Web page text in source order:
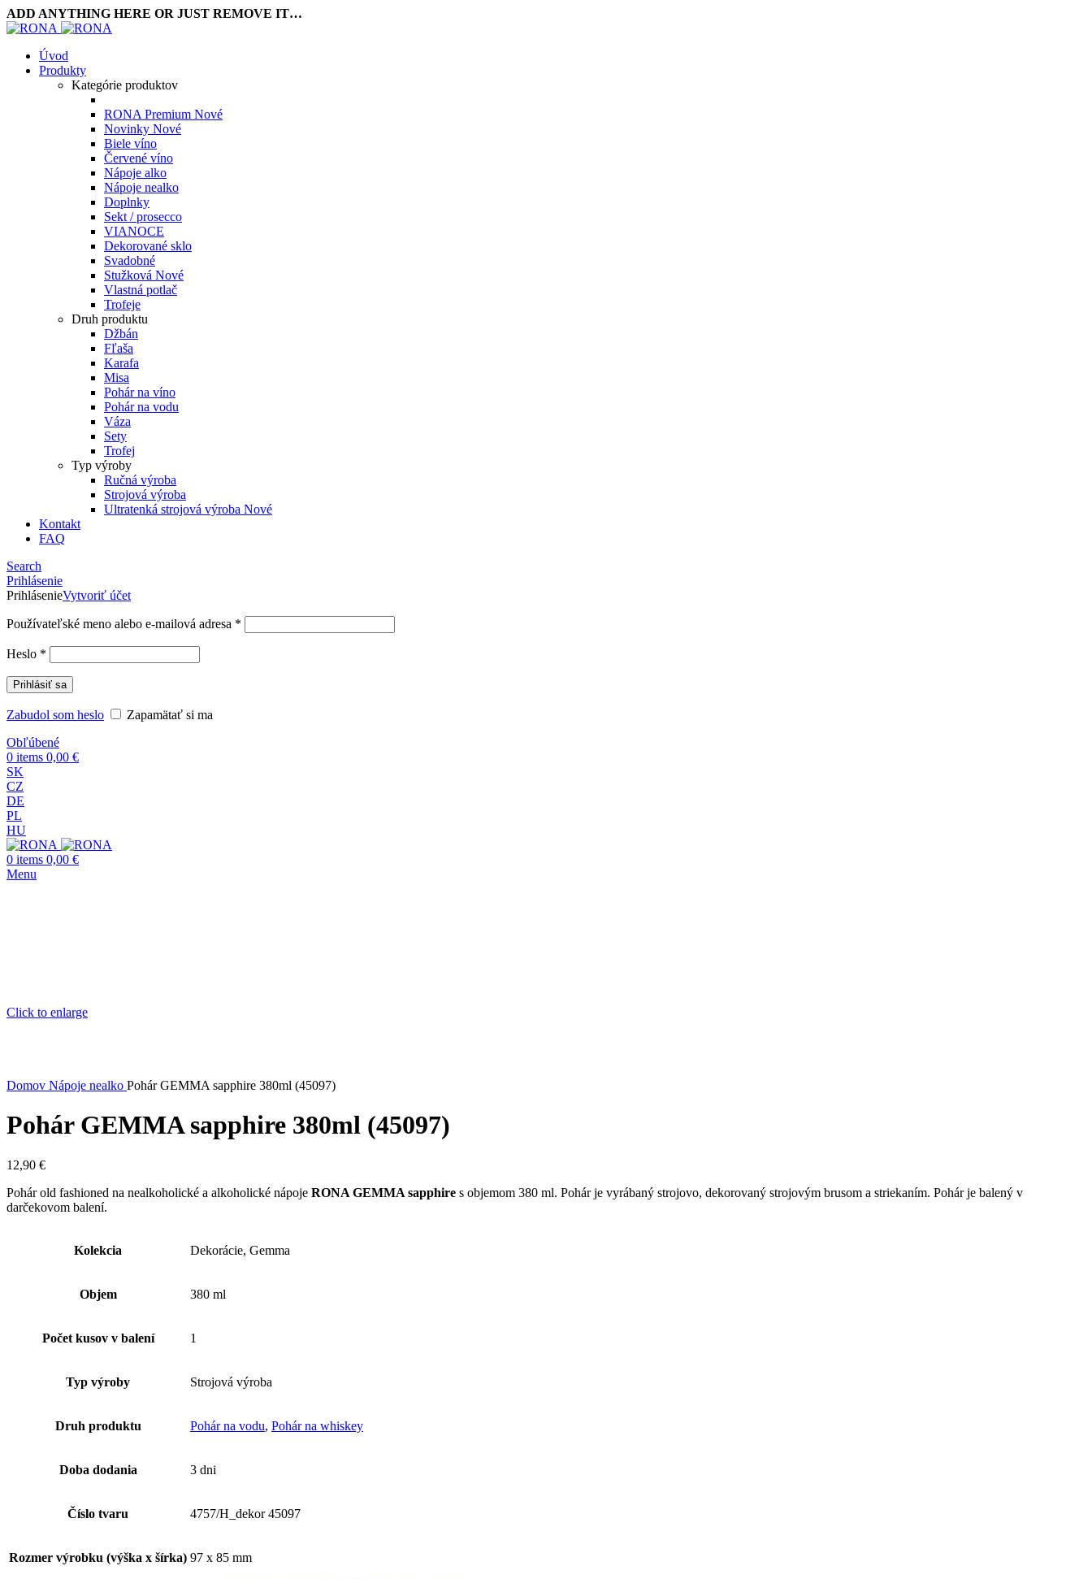
ADD ANYTHING HERE OR JUST REMOVE IT…
Úvod
Produkty
Kategórie produktov
RONA Premium Nové
Novinky Nové
Biele víno
Červené víno
Nápoje alko
Nápoje nealko
Doplnky
Sekt / prosecco
VIANOCE
Dekorované sklo
Svadobné
Stužková Nové
Vlastná potlač
Trofeje
Druh produktu
Džbán
Fľaša
Karafa
Misa
Pohár na víno
Pohár na vodu
Váza
Sety
Trofej
Typ výroby
Ručná výroba
Strojová výroba
Ultratenká strojová výroba Nové
Kontakt
FAQ
Search
Prihlásenie
PrihlásenieVytvoriť účet
Používateľské meno alebo e-mailová adresa *
Heslo *
Prihlásiť sa
Zabudol som heslo
Zapamätať si ma
Obľúbené
0 items 0,00 €
SK
CZ
DE
PL
HU
0 items 0,00 €
Menu
Click to enlarge
Domov Nápoje nealko Pohár GEMMA sapphire 380ml (45097)
Pohár GEMMA sapphire 380ml (45097)
12,90 €
Pohár old fashioned na nealkoholické a alkoholické nápoje RONA GEMMA sapphire s objemom 380 ml. Pohár je vyrábaný strojovo, dekorovaný strojovým brusom a striekaním. Pohár je balený v
darčekovom balení.
Kolekcia Dekorácie, Gemma
Objem 380 ml
Počet kusov v balení 1
Typ výroby Strojová výroba
Druh produktu Pohár na vodu, Pohár na whiskey
Doba dodania 3 dni
Číslo tvaru 4757/H_dekor 45097
Rozmer výrobku (výška x šírka) 97 x 85 mm